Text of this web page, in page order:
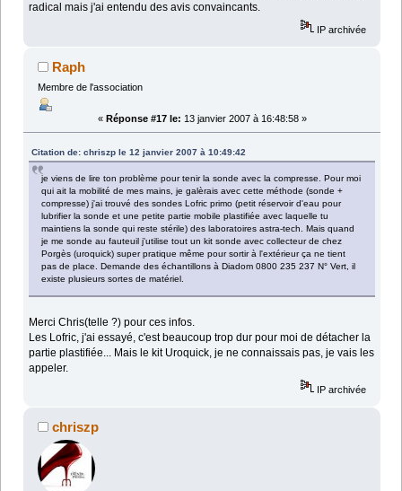
radical mais j'ai entendu des avis convaincants.
IP archivée
Raph
Membre de l'association
« Réponse #17 le: 13 janvier 2007 à 16:48:58 »
Citation de: chriszp le 12 janvier 2007 à 10:49:42
je viens de lire ton problème pour tenir la sonde avec la compresse. Pour moi
qui ait la mobilité de mes mains, je galèrais avec cette méthode (sonde +
compresse) j'ai trouvé des sondes Lofric primo (petit réservoir d'eau pour
lubrifier la sonde et une petite partie mobile plastifiée avec laquelle tu
maintiens la sonde qui reste stérile) des laboratoires astra-tech. Mais quand
je me sonde au fauteuil j'utilise tout un kit sonde avec collecteur de chez
Porgès (uroquick) super pratique même pour sortir à l'extérieur ça ne tient
pas de place. Demande des échantillons à Diadom 0800 235 237 N° Vert, il
existe plusieurs sortes de matériel.
Merci Chris(telle ?) pour ces infos.
Les Lofric, j'ai essayé, c'est beaucoup trop dur pour moi de détacher la
partie plastifiée... Mais le kit Uroquick, je ne connaissais pas, je vais les
appeler.
IP archivée
chriszp